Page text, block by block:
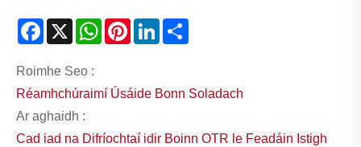
Facebook
X WhatsAppPinterestLinkedIn
Roimhe Seo :
Réamhchúraimí Úsáide Bonn Soladach
Ar aghaidh :
Cad iad na Difríochtaí idir Boinn OTR le Feadáin Istigh